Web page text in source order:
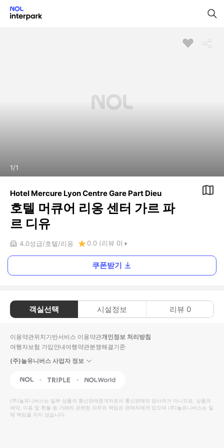
1/1
Hotel Mercure Lyon Centre Gare Part Dieu
호텔 머큐어 리옹 센터 가르 파
르 디유
4.0성급 호텔 리옹 0.0 (리뷰 0)
쿠폰받기
객실선택 시설정보 리뷰 0
이용약관위치기반서비스 이용약관개인정보 처리방침
여행자보험 가입안내여행약관분쟁해결기준
(주)놀유니버스 사업자 정보
NOL Triple Interpark Global
(주)놀유니버스는 일부 상품의 통신판매중개자로서 통신판매의 당사자가 아니므로, 상품의
예약, 이용 및 환불 등 거래와 관련된 의무와 책임은 판매자에게 있으며 (주)놀유니버스는 일
체 책임을 지지 않습니다.